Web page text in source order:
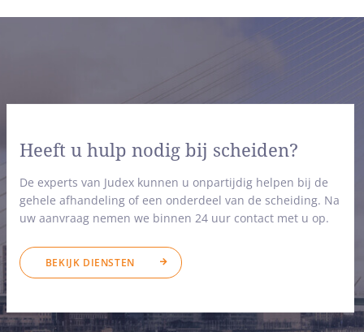
Heeft u hulp nodig bij scheiden?
De experts van Judex kunnen u onpartijdig helpen bij de
gehele afhandeling of een onderdeel van de scheiding. Na
uw aanvraag nemen we binnen 24 uur contact met u op.
BEKIJK DIENSTEN